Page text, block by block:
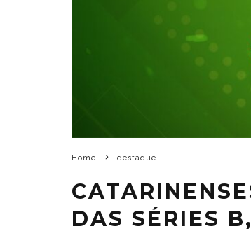
Home destaque
DAS SÉRIES